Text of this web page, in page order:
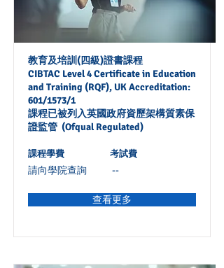
教育及培訓(四級)證書課程
CIBTAC Level 4 Certificate in Education
and Training (RQF), UK Accreditation:
601/1573/1
課程已被列入英國政府資歷架構質素保
證監管 (Ofqual Regulated)
課程學費
請向學院查詢
考試費
--
查看更多